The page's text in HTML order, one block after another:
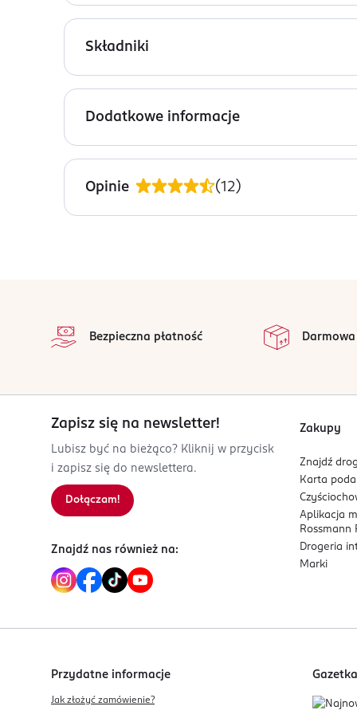
Róż w sztyfcie AA Wings of Color z linii Design
odcień odpowiedni dla każdego typu
wydobywa naturalny blask i zapewnia
Linia Design IT to produkty w sticku, które
Składniki
Ingredients: Ethylhexyl Palmitate, Bis-Diglyceryl
Polyethylene, Diisostearyl Malate,
Dodatkowe informacje
OSOBA/PODMIOT ODPOWIEDZIALNY
OCEANIC SP. Z O.O.
ŁOKIETKA 58
81-736
5 900116 101224
Opinie (12)
Bezpieczna płatność
Zapisz się na newsletter!
Lubisz być na bieżąco? Kliknij w przycisk
i zapisz się do newslettera.
Dołączam!
Znajdź nas również na:
Zakupy
Znajdź
Karta
Aplikacja
Rossmann
Drogeria
Marki
Przydatne informacje
Jak złożyć zamówienie?
Gazetka